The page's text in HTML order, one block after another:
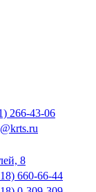
266-43-06
8
660-66-44